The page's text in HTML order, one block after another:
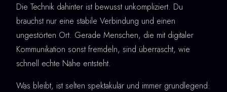
Die Technik dahinter ist bewusst unkompliziert. Du
brauchst nur eine stabile Verbindung und einen
ungestörten Ort. Gerade Menschen, die mit digitaler
Kommunikation sonst fremdeln, sind überrascht, wie
schnell echte Nähe entsteht.
Was bleibt, ist selten spektakulär und immer grundlegend: